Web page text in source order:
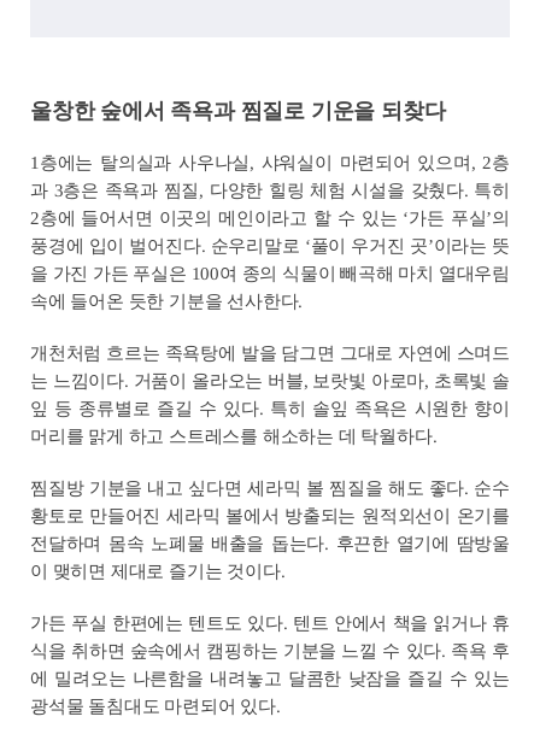
울창한 숲에서 족욕과 찜질로 기운을 되찾다
1층에는 탈의실과 사우나실, 샤워실이 마련되어 있으며, 2층
과 3층은 족욕과 찜질, 다양한 힐링 체험 시설을 갖췄다. 특히
2층에 들어서면 이곳의 메인이라고 할 수 있는 ‘가든 푸실’의
풍경에 입이 벌어진다. 순우리말로 ‘풀이 우거진 곳’이라는 뜻
을 가진 가든 푸실은 100여 종의 식물이 빼곡해 마치 열대우림
속에 들어온 듯한 기분을 선사한다.
개천처럼 흐르는 족욕탕에 발을 담그면 그대로 자연에 스며드
는 느낌이다. 거품이 올라오는 버블, 보랏빛 아로마, 초록빛 솔
잎 등 종류별로 즐길 수 있다. 특히 솔잎 족욕은 시원한 향이
머리를 맑게 하고 스트레스를 해소하는 데 탁월하다.
찜질방 기분을 내고 싶다면 세라믹 볼 찜질을 해도 좋다. 순수
황토로 만들어진 세라믹 볼에서 방출되는 원적외선이 온기를
전달하며 몸속 노폐물 배출을 돕는다. 후끈한 열기에 땀방울
이 맺히면 제대로 즐기는 것이다.
가든 푸실 한편에는 텐트도 있다. 텐트 안에서 책을 읽거나 휴
식을 취하면 숲속에서 캠핑하는 기분을 느낄 수 있다. 족욕 후
에 밀려오는 나른함을 내려놓고 달콤한 낮잠을 즐길 수 있는
광석물 돌침대도 마련되어 있다.